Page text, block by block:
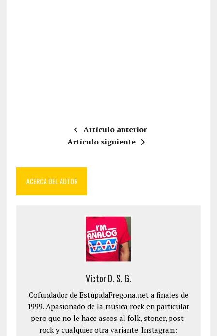
Artículo anterior
Artículo siguiente
ACERCA DEL AUTOR
Víctor D. S. G.
Cofundador de EstúpidaFregona.net a finales de
1999. Apasionado de la música rock en particular
pero que no le hace ascos al folk, stoner, post-
rock y cualquier otra variante. Instagram: